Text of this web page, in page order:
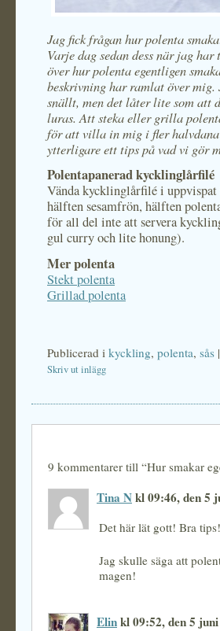
Jag fick frågan hur polenta
Varje dag sedan dess när jag
över hur polenta egentligen
beskrivning har ramlat över
snällt, men det låter lite som att
luras. Att steka eller grilla
för att villa in mig i fler
ytterligare ett tips på vad vi gör
Polentapanerad kycklinglårfilé
Vända kycklinglårfilé i uppvispat
hälften sesamfrön, hälften
för all del inte att servera
gul curry och lite honung).
Mer polenta
Stekt polenta
Grillad polenta
Publicerad i kyckling, polenta, sås |
Skriv ut inlägg
9 kommentarer till “Hur smakar
Tina Nkl 09:46, den 5
Det här lät gott! Bra
Jag skulle säga att
magen!
Elinkl 09:52, den 5